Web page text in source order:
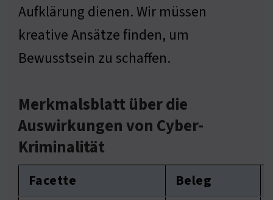
Aufklärung dienen. Wir müssen
kreative Ansätze finden, um
Bewusstsein zu schaffen.
Merkmalsblatt über die
Auswirkungen von Cyber-
Kriminalität
Facette Beleg